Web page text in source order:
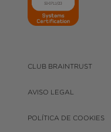
CLUB BRAINTRUST
AVISO LEGAL
POLÍTICA DE COOKIES